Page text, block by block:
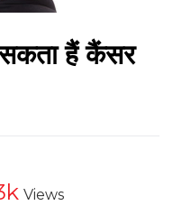
सकता हैं कैंसर
Views